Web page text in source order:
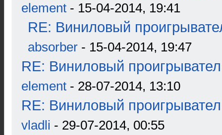
element - 15-04-2014, 19:41
RE: Виниловый
absorber - 15-04-2014, 19:47
RE: Виниловый
element - 28-07-2014, 13:10
RE: Виниловый
vladli - 29-07-2014, 00:55